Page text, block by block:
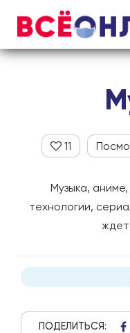
11
Музыка,
технологии,
ждет
ПОДЕЛИТЬСЯ: